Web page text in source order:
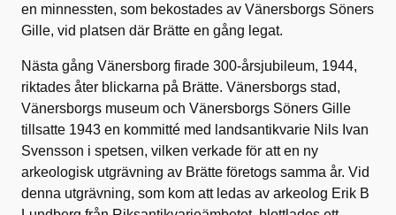
en minnessten, som bekostades av Vänersborgs Söners
Gille, vid platsen där Brätte en gång legat.
Nästa gång Vänersborg firade 300-årsjubileum, 1944,
riktades åter blickarna på Brätte. Vänersborgs stad,
Vänersborgs museum och Vänersborgs Söners Gille
tillsatte 1943 en kommitté med landsantikvarie Nils Ivan
Svensson i spetsen, vilken verkade för att en ny
arkeologisk utgrävning av Brätte företogs samma år. Vid
denna utgrävning, som kom att ledas av arkeolog Erik B